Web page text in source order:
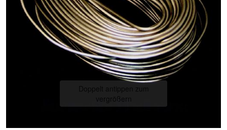
Doppelt antippen zum
vergrößern